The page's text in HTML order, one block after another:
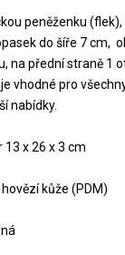
peněženku
do šíře 7 cm,
na přední straně 1
vhodné pro
nabídky.
x 26 x 3 cm
kůže (PDM)